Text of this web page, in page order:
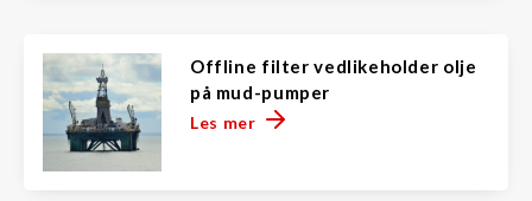
Offline filter vedlikeholder olje
på mud-pumper
Les mer